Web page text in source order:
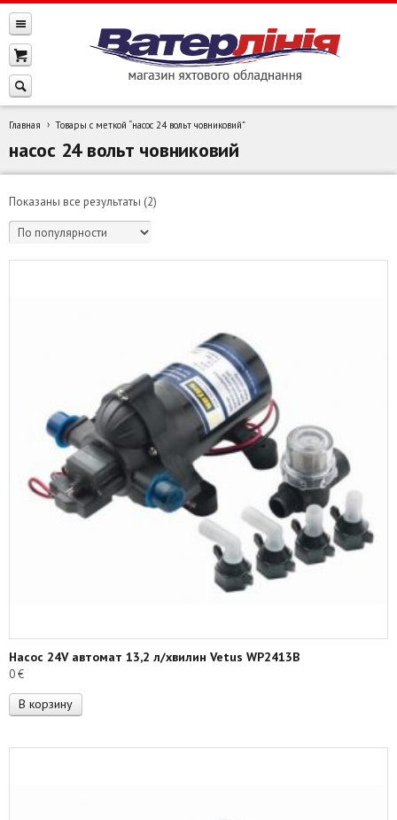
Главная Товары с меткой “насос 24 вольт човниковий”
насос 24 вольт човниковий
Показаны все результаты (2)
Насос 24V автомат 13,2 л/хвилин Vetus WP2413B
0€
В корзину